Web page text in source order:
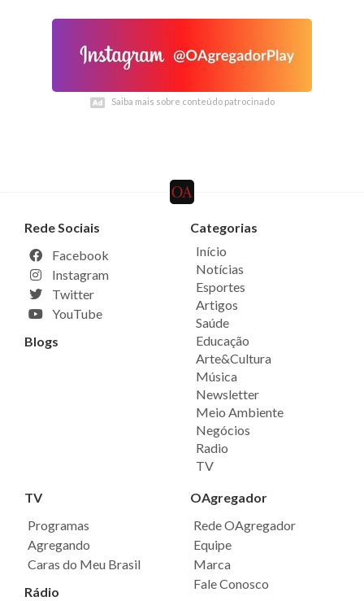
Saiba mais sobre conteúdo patrocinado
Saiba mais sobre conteúdo patrocinado
Rede Sociais
Facebook
Instagram
Twitter
YouTube
Blogs
Categorias
Início
Notícias
Esportes
Artigos
Saúde
Educação
Arte&Cultura
Música
Newsletter
Meio Ambiente
Negócios
Radio
TV
TV
Programas
Agregando
Caras do Meu Brasil
Rádio
OAgregador
Rede OAgregador
Equipe
Marca
Fale Conosco